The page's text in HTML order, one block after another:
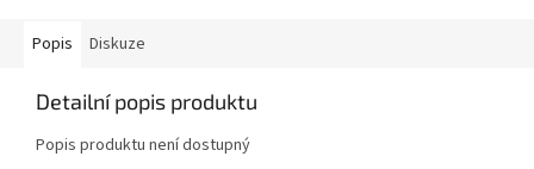
Popis Diskuze
Detailní popis produktu
Popis produktu není dostupný